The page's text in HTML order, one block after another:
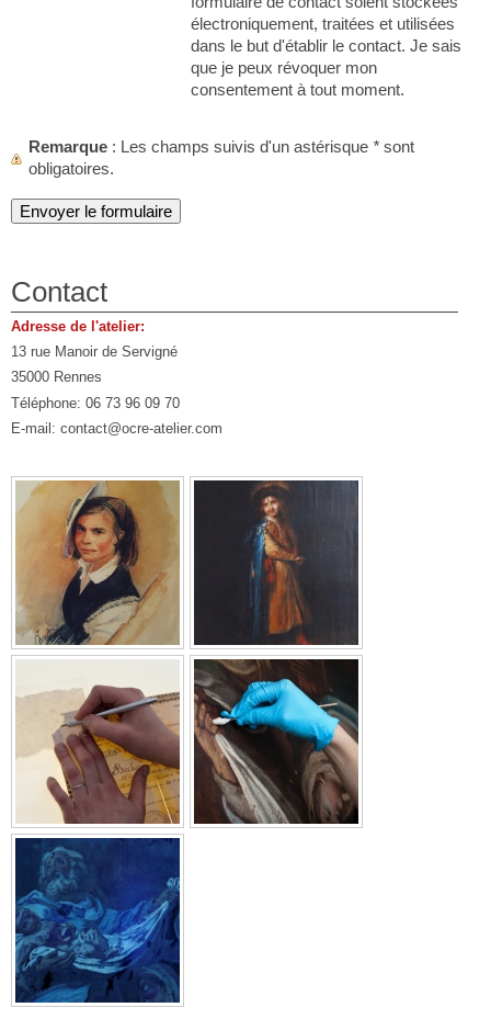
électroniquement, traitées et utilisées
dans le but d'établir le contact. Je sais
que je peux révoquer mon
consentement à tout moment.
Remarque : Les champs suivis d'un astérisque * sont
obligatoires.
Contact
Adresse de l'atelier:
13 rue Manoir de Servigné
35000 Rennes
Téléphone: 06 73 96 09 70
E-mail: contact@ocre-atelier.com